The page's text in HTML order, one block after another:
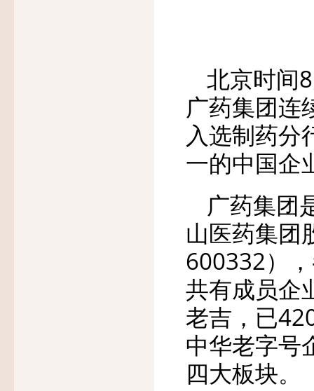
北京时间
广药集团连
入选制药分
一的中国企
广药集团
山医药集团
600332）
共有成员企
老吉，已
中华老字号
四大板块。